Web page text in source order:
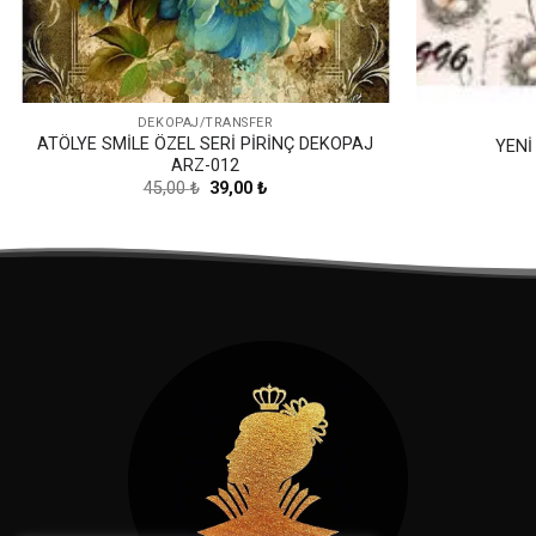
DEKOPAJ/TRANSFER
ATÖLYE SMİLE ÖZEL SERİ PİRİNÇ DEKOPAJ
ARZ-012
45,00₺ Orijinal
39,00 ₺Şu